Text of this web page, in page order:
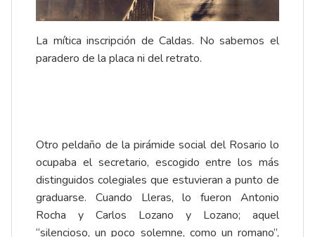
La mítica inscripción deCaldas. No sabemos el
paradero de la placa ni del retrato.
Otro peldaño de la pirámide social del Rosario lo
ocupaba el secretario, escogido entre los más
distinguidos colegiales que estuvieran a punto de
graduarse. Cuando Lleras, lo fueron Antonio
Rocha y Carlos Lozano y Lozano; aquel
“silencioso, un poco solemne, como un romano”,